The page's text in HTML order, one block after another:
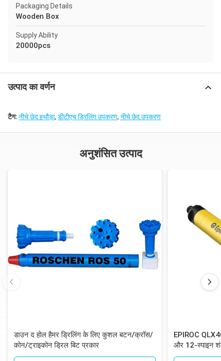
Packaging Details
Wooden Box
Supply Ability
20000pcs
उत्पाद का वर्णन
टैग: नीचे छेद हथौड़ा, डीटीएच ड्रिलिंग उपकरण, नीचे छेद उपकरण
अनुशंसित उत्पाद
डाउन द होल हैमर ड्रिलिंग के लिए कुशल बटन/क्रॉस/
कोन/ट्राइकोन ड्रिल बिट प्रकार
EPIROC
और 12-स्पाइन
ड्रिलिंग के लिए